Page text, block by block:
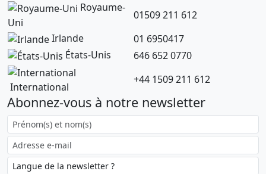
Royaume-
Uni
01509 211 612
Irlande
01 6950417
États-Unis
646 652 0770
International
+44 1509 211 612
Abonnez-vous à notre newsletter